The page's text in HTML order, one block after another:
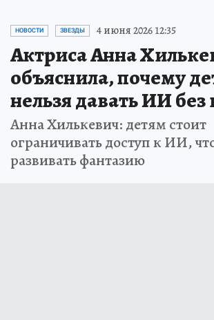
НОВОСТИ ЗВЕЗДЫ 4 июня 2026 12:35
Актриса Анна
объяснила, почему
нельзя давать ИИ без
Анна Хилькевич: детям стоит
ограничивать доступ к ИИ,
развивать фантазию